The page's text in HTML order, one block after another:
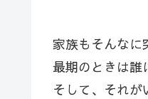
家族もそんなに
最期のときは誰
そして、それが